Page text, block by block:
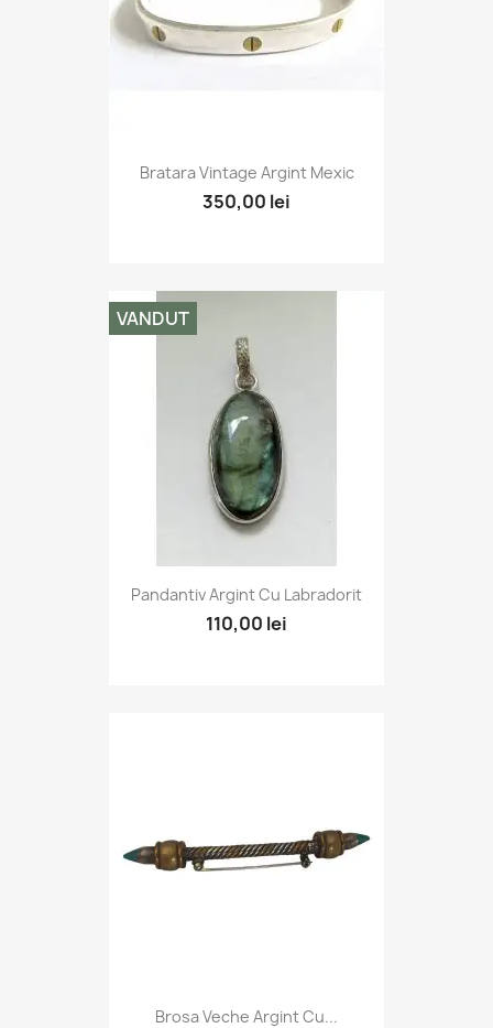
Bratara Vintage Argint Mexic
350,00 lei
Pandantiv Argint Cu Labradorit
110,00 lei
VANDUT
Brosa Veche Argint Cu...